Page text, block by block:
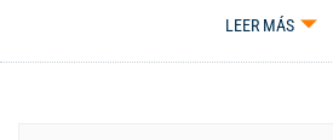
habitación, cocina integral, zona de
cerca a centros comerciales, y a calles
LEER MÁS